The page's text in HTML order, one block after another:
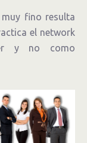
fino resulta
el network
y no como